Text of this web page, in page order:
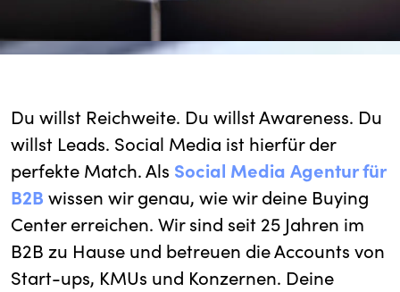
Du willst Reichweite. Du willst Awareness. Du
willst Leads. Social Media ist hierfür der
perfekte Match. Als Social Media Agentur für
B2B wissen wir genau, wie wir deine Buying
Center erreichen. Wir sind seit 25 Jahren im
B2B zu Hause und betreuen die Accounts von
Start-ups, KMUs und Konzernen. Deine